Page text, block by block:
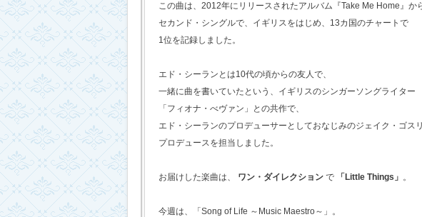
この曲は、2012年にリリースされたアルバム『Take Me Home』か
セカンド・シングルで、イギリスをはじめ、13カ国のチャートで
1位を記録しました。
エド・シーランとは10代の頃からの友人で、
一緒に曲を書いていたという、イギリスのシンガーソングライター
「フィオナ・べヴァン」との共作で、
エド・シーランのプロデューサーとしておなじみのジェイク・ゴス
プロデュースを担当しました。
お届けした楽曲は、 ワン・ダイレクション で 「Little Things」 。
今週は、「Song of Life ～Music Maestro～」。